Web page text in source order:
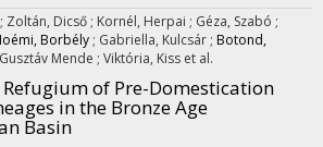
; Zoltán, Dicső ; Kornél, Herpai ; Géza, Szabó ;
Borbély ; Gabriella, Kulcsár ; Botond,
Mende ; Viktória, Kiss et al.
of Pre-Domestication
in the Bronze Age
Basin